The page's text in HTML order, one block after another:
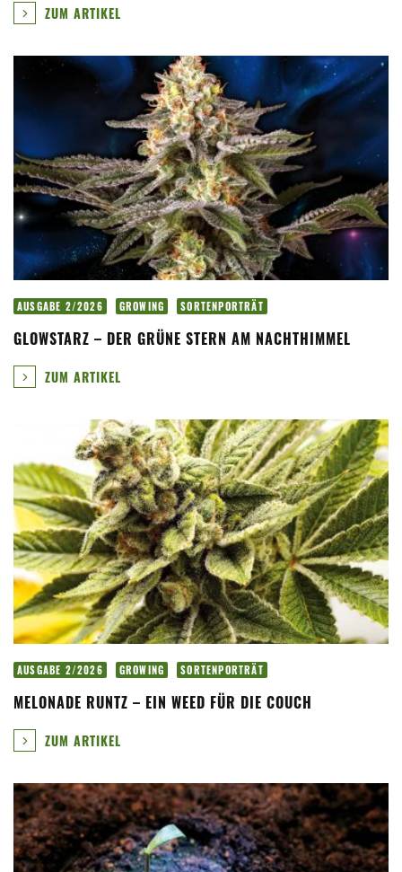
ZUM ARTIKEL
AUSGABE 2/2026 GROWING SORTENPORTRÄT
GLOWSTARZ – DER GRÜNE STERN AM NACHTHIMMEL
ZUM ARTIKEL
AUSGABE 2/2026 GROWING SORTENPORTRÄT
MELONADE RUNTZ – EIN WEED FÜR DIE COUCH
ZUM ARTIKEL